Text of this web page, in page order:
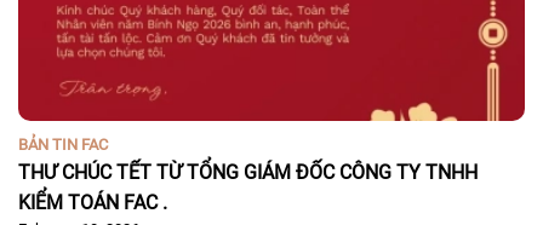
BẢN TIN FAC
THƯ CHÚC TẾT TỪ TỔNG GIÁM ĐỐC CÔNG TY TNHH
KIỂM TOÁN FAC .